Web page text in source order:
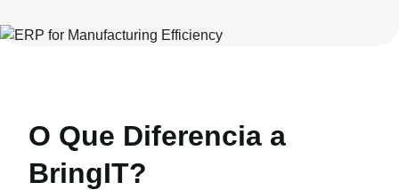
O Que Diferencia a
BringIT?